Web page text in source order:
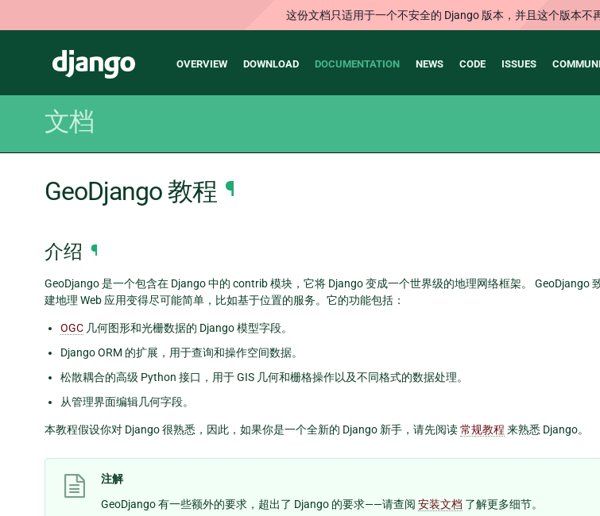
这份文档只适用于一个不安全的 Django 版本，并且这个版本不
Django
Main
OVERVIEW DOWNLOAD DOCUMENTATION NEWS CODE ISSUES
文档
GeoDjango 教程 ¶
介绍 ¶
GeoDjango 是一个包含在 Django 中的 contrib 模块，它将 Django 变成一个世界级的地理网络框架。 GeoDjango
建地理 Web 应用变得尽可能简单，比如基于位置的服务。它的功能包括：
OGC 几何图形和光栅数据的 Django 模型字段。
Django ORM 的扩展，用于查询和操作空间数据。
松散耦合的高级 Python 接口，用于 GIS 几何和栅格操作以及不同格式的数据处理。
从管理界面编辑几何字段。
本教程假设你对 Django 很熟悉，因此，如果你是一个全新的 Django 新手，请先阅读常规教程 来熟悉 Django。
注解
GeoDjango 有一些额外的要求，超出了 Django 的要求——请查阅 安装文档 了解更多细节。